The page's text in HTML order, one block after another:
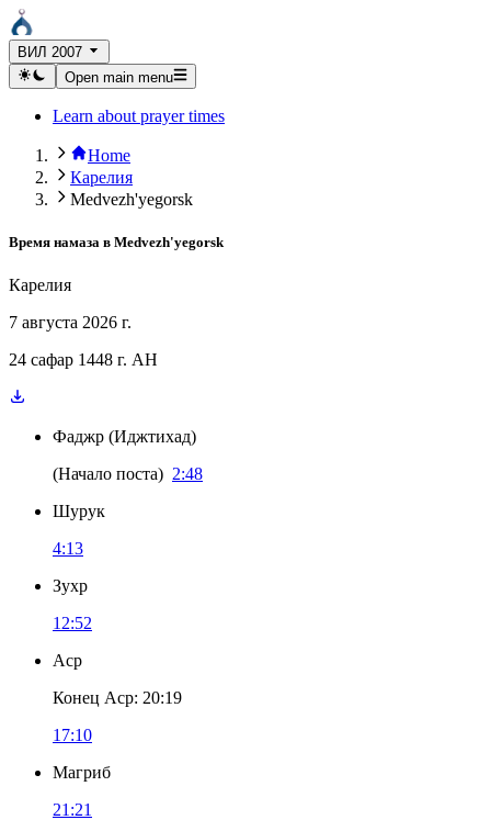
ВИЛ 2007
Open main menu
Learn about prayer times
Home
Карелия
Medvezh'yegorsk
Время намаза в Medvezh'yegorsk
Карелия
7 августа 2026 г.
24 сафар 1448 г. AH
Фаджр (Иджтихад)
(Начало поста) 2:48
Шурук
4:13
Зухр
12:52
Аср
Конец Аср: 20:19
17:10
Магриб
21:21